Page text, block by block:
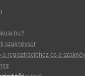
szaknévsor
a regisztrációhoz és a